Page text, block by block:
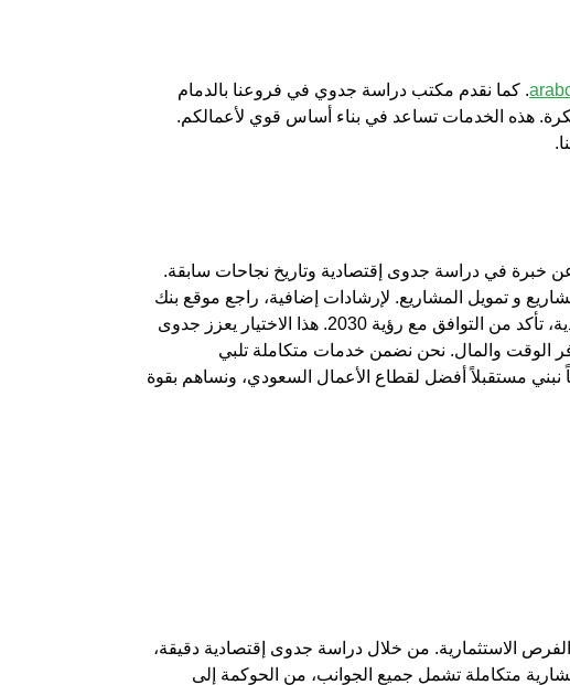
. كما نقدم مكتب دراسة جدوي في فروعنا بالدمام
هذه الخدمات تساعد في بناء أساس قوي لأعمالكم.
عن خبرة في دراسة جدوى إقتصادية وتاريخ نجاحات سابقة.
و تمويل المشاريع. لإرشادات إضافية، راجع موقع بنك
مرن. في السعودية، تأكد من التوافق مع رؤية 2030. هذا الاختيار يعزز جدوى
الوقت والمال. نحن نضمن خدمات متكاملة تلبي
نبني مستقبلاً أفضل لقطاع الأعمال السعودي، ونساهم بقوة
الاستثمارية. من خلال دراسة جدوى إقتصادية دقيقة،
متكاملة تشمل جميع الجوانب، من الحوكمة إلى